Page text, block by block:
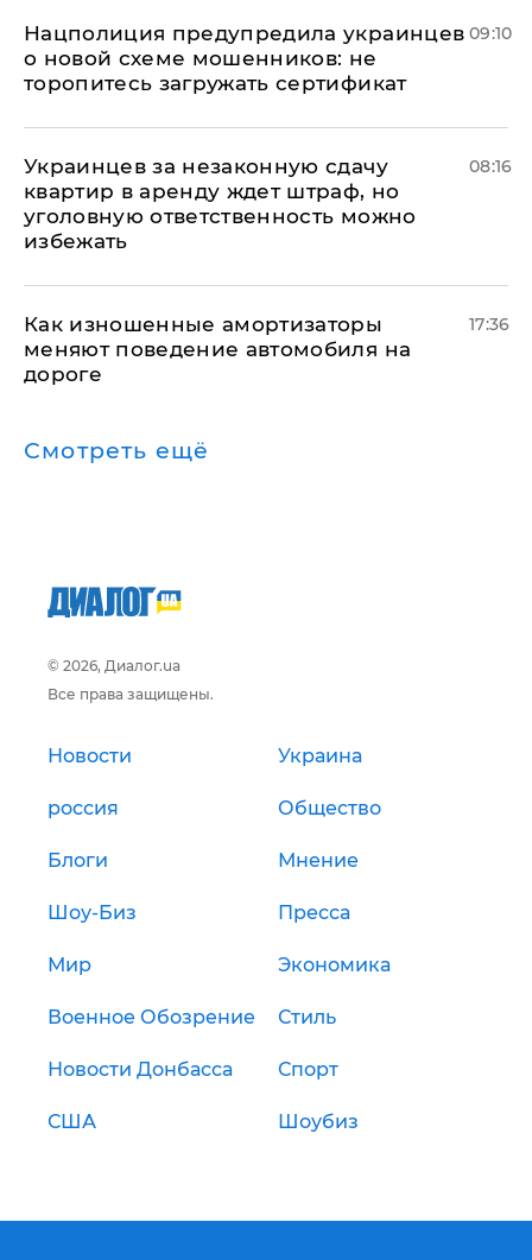
Нацполиция предупредила украинцев
о новой схеме мошенников: не
торопитесь загружать сертификат
09:10
Украинцев за незаконную сдачу
квартир в аренду ждет штраф, но
уголовную ответственность можно
избежать
08:16
Как изношенные амортизаторы
меняют поведение автомобиля на
дороге
17:36
Смотреть ещё
© 2026, Диалог.ua
Все права защищены.
Новости Украина
россия Общество
Блоги Мнение
Шоу-Биз Пресса
Мир Экономика
Военное Обозрение Стиль
Новости Донбасса Спорт
США Шоубиз